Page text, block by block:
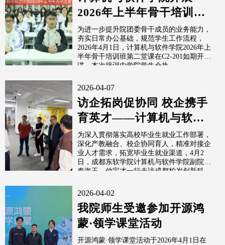
2026年上半年骨干培训班
第二堂课
为进一步提升院团委骨干成员的业务能力，
夯实日常办公基础，规范学生工作流程，
2026年4月1日，计算机与软件学院2026年上
半年骨干培训班第二堂课在C2-201如期开
讲。本次培训由学院学生会执...
2026-04-07
访企拓岗促协同 校企携手
育英才——计算机与软件
学院走访成都柏岁创新科
技有限公司
为深入贯彻落实高校毕业生就业工作部署，
深化产教融合、校企协同育人，精准对接企
业人才需求，拓宽毕业生就业渠道，4月2
日，成都东软学院计算机与软件学院副院长
秦海玉、仲宝才一行走访成都柏岁创新科
2026-04-02
我院师生受邀参加开源鸿
蒙·领学课堂活动
开源鸿蒙·领学课堂活动于2026年4月1日在